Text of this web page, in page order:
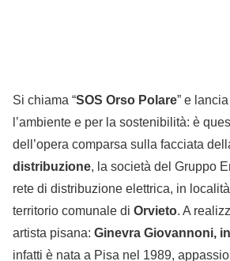
Si chiama “SOS Orso Polare” e
l’ambiente e per la sostenibilità: è
dell’opera comparsa sulla facciata
distribuzione, la società del Gruppo
rete di distribuzione elettrica, in
territorio comunale di Orvieto. A
artista pisana: Ginevra Giovannoni,
infatti è nata a Pisa nel 1989,